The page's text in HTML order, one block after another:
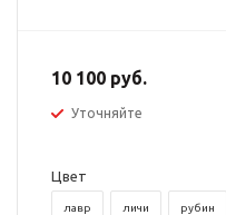
10 100 руб.
Уточняйте
Цвет
лавр личи рубин